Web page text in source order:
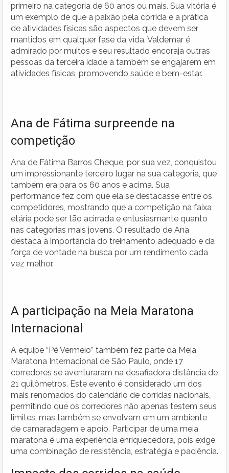
primeiro na categoria de 60 anos ou mais. Sua vitória é
um exemplo de que a paixão pela corrida e a prática
de atividades físicas são aspectos que devem ser
mantidos em qualquer fase da vida. Valdemar é
admirado por muitos e seu resultado encoraja outras
pessoas da terceira idade a também se engajarem em
atividades físicas, promovendo saúde e bem-estar.
Ana de Fátima surpreende na
competição
Ana de Fátima Barros Cheque, por sua vez, conquistou
um impressionante terceiro lugar na sua categoria, que
também era para os 60 anos e acima. Sua
performance fez com que ela se destacasse entre os
competidores, mostrando que a competição na faixa
etária pode ser tão acirrada e entusiasmante quanto
nas categorias mais jovens. O resultado de Ana
destaca a importância do treinamento adequado e da
força de vontade na busca por um rendimento cada
vez melhor.
A participação na Meia Maratona
Internacional
A equipe “Pé Vermeio” também fez parte da Meia
Maratona Internacional de São Paulo, onde 17
corredores se aventuraram na desafiadora distância de
21 quilômetros. Este evento é considerado um dos
mais renomados do calendário de corridas nacionais,
permitindo que os corredores não apenas testem seus
limites, mas também se envolvam em um ambiente
de camaradagem e apoio. Participar de uma meia
maratona é uma experiência enriquecedora, pois exige
uma combinação de resistência, estratégia e paciência.